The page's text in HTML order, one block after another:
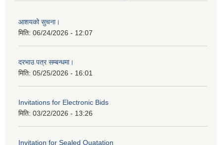
आशयको सुचना।
मिति: 06/24/2026 - 12:07
दरभाउ पत्र सम्बन्धमा।
मिति: 05/25/2026 - 16:01
Invitations for Electronic Bids
मिति: 03/22/2026 - 13:26
Invitation for Sealed Quatation